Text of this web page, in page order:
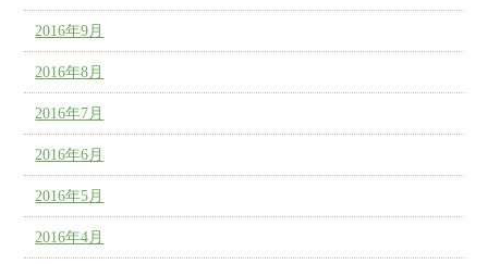
2016年9月
2016年8月
2016年7月
2016年6月
2016年5月
2016年4月